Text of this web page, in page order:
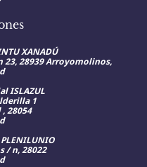
XANADÚ
23, 28939 Arroyomolinos,
ISLAZUL
1
28054
/ n, 28022